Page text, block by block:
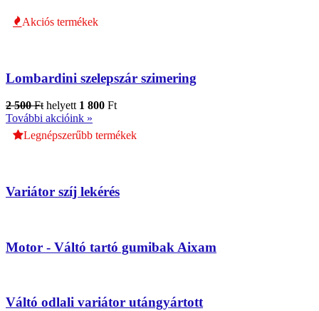
Akciós termékek
Lombardini szelepszár szimering
2 500 Fthelyett 1 800 Ft
További akcióink »
Legnépszerűbb termékek
Variátor szíj lekérés
Motor - Váltó tartó gumibak Aixam
Váltó odlali variátor utángyártott